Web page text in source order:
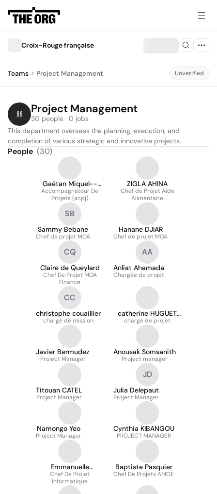
Croix-Rouge française
Teams Project Management Unverified
Project Management
30 people · 0 jobs
This department oversees the planning, execution, and
completion of various strategic and innovative projects.
People (30)
Gaëtan Miquel--
Solagne
Accompagnateur De
Projets (acpj)
ZIGLA AHINA
Chef de Projet Aide
Alimentaire
Programmée (AAP)
SB
Sammy Bebane
Chef de projet MOA
Hanane DJIAR
Chef de projet MOA
CQ
Claire de Queylard
Chef De Projet MOA
Finance
AA
Anliat Ahamada
Chargée de projet
CC
christophe couaillier
chargé de mission
catherine HUGUET
BIENVAULT
chargé de projet
Javier Bermudez
Project Manager
Anousak Somsanith
Project manager
Titouan CATEL
Project Manager
JD
Julia Delepaut
Project Manager
Namongo Yeo
Project Manager
Cynthia KIBANGOU
PROJECT MANAGER
Emmanuelle
Bourgain
Chef De Projet
Informatique
Baptiste Pasquier
Chef De Projets AMOE